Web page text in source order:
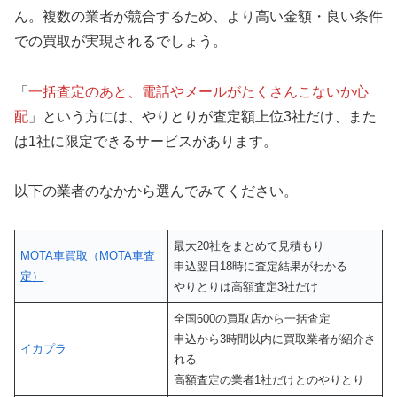
ん。複数の業者が競合するため、より高い金額・良い条件
での買取が実現されるでしょう。
「 一括査定のあと、電話やメールがたくさんこないか心
配 」という方には、やりとりが査定額上位3社だけ、また
は1社に限定できるサービスがあります。
以下の業者のなかから選んでみてください。
MOTA車買取（MOTA車査
定）
最大20社をまとめて見積もり
申込翌日18時に査定結果がわかる
やりとりは高額査定3社だけ
イカプラ
全国600の買取店から一括査定
申込から3時間以内に買取業者が紹介さ
れる
高額査定の業者1社だけとのやりとり